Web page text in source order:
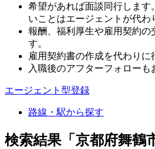
希望があれば面談同行します
いことはエージェントが代わ
報酬、福利厚生や雇用契約の
す。
雇用契約書の作成を代わりに
入職後のアフターフォローも
エージェント型登録
路線・駅から探す
検索結果「京都府舞鶴